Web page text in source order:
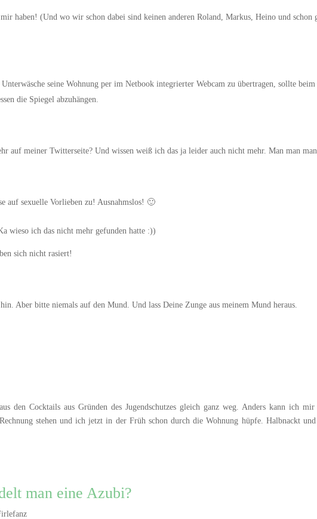
haben! (Und wo wir schon dabei sind keinen anderen Roland, Markus, Heino und schon
seine Wohnung per im Netbook integrierter Webcam zu übertragen, sollte beim
die Spiegel abzuhängen.
auf meiner Twitterseite? Und wissen weiß ich das ja leider auch nicht mehr. Man man
auf sexuelle Vorlieben zu! Ausnahmslos! 🙂
wieso ich das nicht mehr gefunden hatte :))
sich nicht rasiert!
Aber bitte niemals auf den Mund. Und lass Deine Zunge aus meinem Mund heraus.
den Cocktails aus Gründen des Jugendschutzes gleich ganz weg. Anders kann ich
stehen und ich jetzt in der Früh schon durch die Wohnung hüpfe. Halbnackt und
man eine Azubi?